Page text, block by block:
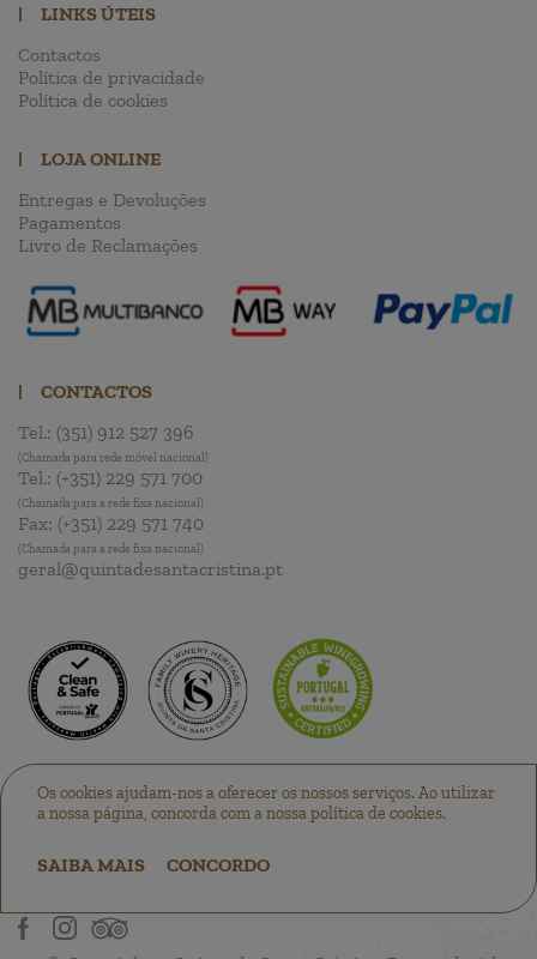
Os cookies ajudam-nos a oferecer os nossos serviços. Ao utilizar
a nossa página, concorda com a nossa política de cookies.
SAIBA MAIS CONCORDO
|
LINKS ÚTEIS
Contactos
Política de privacidade
Política de cookies
|
LOJA ONLINE
Entregas e Devoluções
Pagamentos
Livro de Reclamações
|
CONTACTOS
Tel.: (351) 912 527 396
(Chamada para rede móvel nacional)
Tel.: (+351) 229 571 700
(Chamada para a rede fixa nacional)
Fax: (+351) 229 571 740
(Chamada para a rede fixa nacional)
geral@quintadesantacristina.pt